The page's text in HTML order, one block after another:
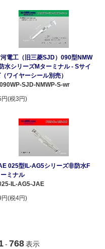
電工（旧三菱SJD）090型NMW
水シリーズMターミナル - Sサイ
（ワイヤーシール別売）
SJD-NMWP-S-wr
円(税3円)
025型IL-AG5シリーズ非防水F
ミナル
IL-AG5-JAE
円(税4円)
- 768 表示